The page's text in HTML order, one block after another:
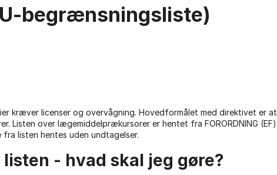
begrænsningsliste)
kræver licenser og overvågning. Hovedformålet med direktivet er at
Listen over lægemiddelprækursorer er hentet fra FORORDNING (EF)
fra listen hentes uden undtagelser.
- hvad skal jeg gøre?